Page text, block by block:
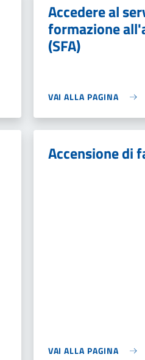
Accedere al
formazione
(SFA)
VAI ALLA PAGINA
Accensione di
VAI ALLA PAGINA